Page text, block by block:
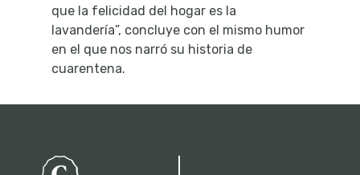
que la felicidad del hogar es la
lavandería”, concluye con el mismo humor
en el que nos narró su historia de
cuarentena.